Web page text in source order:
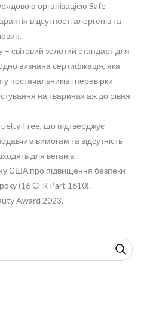
організацією Safe
відсутності алергенів та
світовий золотий стандарт для
визнана сертифікація, яка
постачальників і перевірки
на тваринах аж до рівня
Free, що підтверджує
вимогам та відсутність
для веганів.
США про підвищення безпеки
(16 CFR Part 1610).
Award 2023.